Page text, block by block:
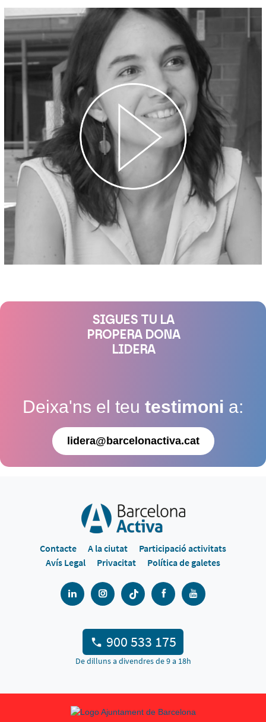
SIGUES TU LA
PROPERA DONA
LIDERA
Deixa'ns el teu testimoni a:
lidera@barcelonactiva.cat
Contacte A la ciutat
Participació activitats
Avís Legal
Privacitat Política de galetes
900 533 175
De dilluns a divendres de 9 a 18h